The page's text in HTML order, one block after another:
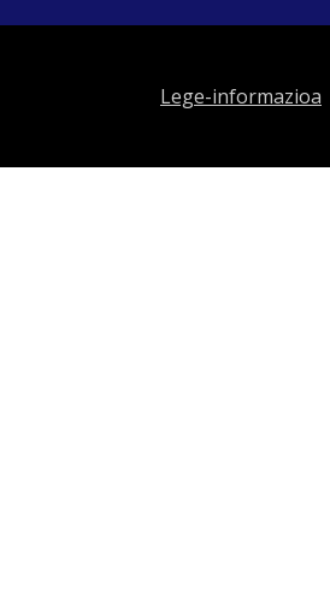
Lege-informazioa